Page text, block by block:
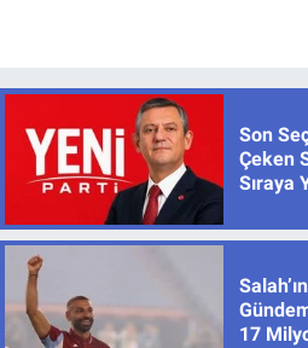
Son
Çeken
Sıraya
17